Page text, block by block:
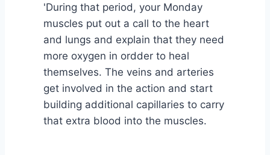
'During that period, your Monday
muscles put out a call to the heart
and lungs and explain that they need
more oxygen in ordder to heal
themselves. The veins and arteries
get involved in the action and start
building additional capillaries to carry
that extra blood into the muscles.